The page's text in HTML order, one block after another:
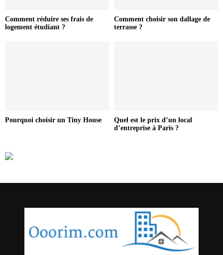
Comment réduire ses frais de
logement étudiant ?
Comment choisir son dallage de
terrasse ?
Pourquoi choisir un Tiny House
Quel est le prix d’un local
d’entreprise à Paris ?